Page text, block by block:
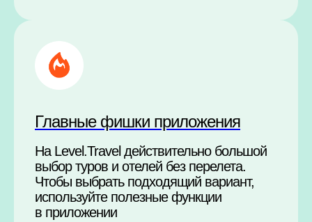
Главные фишки приложения
На Level.Travel действительно большой
выбор туров и отелей без перелета.
Чтобы выбрать подходящий вариант,
используйте полезные функции
в приложении